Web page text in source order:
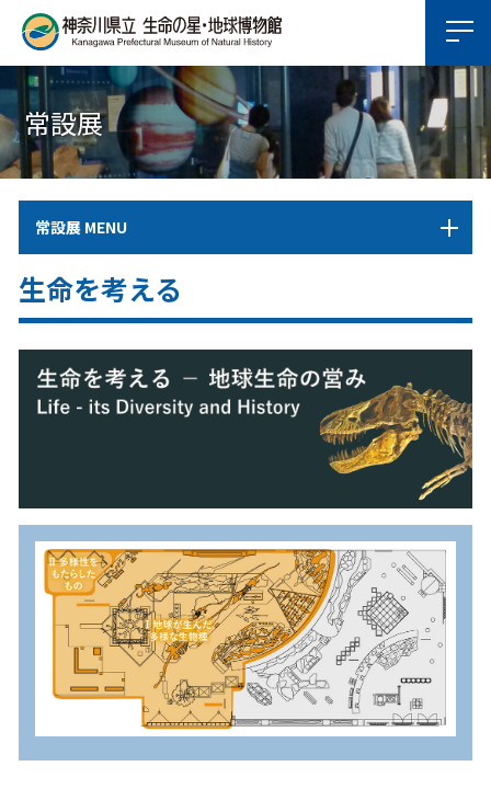
常設展
常設展 MENU
生命を考える